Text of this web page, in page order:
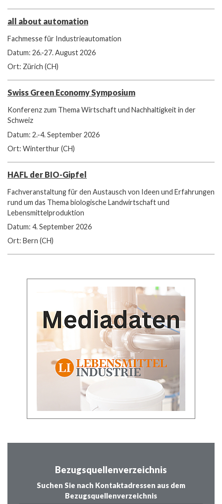
all about automation
Fachmesse für Industrieautomation
Datum: 26.-27. August 2026
Ort: Zürich (CH)
Swiss Green Economy Symposium
Konferenz zum Thema Wirtschaft und Nachhaltigkeit in der
Schweiz
Datum: 2.-4. September 2026
Ort: Winterthur (CH)
HAFL der BIO-Gipfel
Fachveranstaltung für den Austausch von Ideen und Erfahrungen
rund um das Thema biologische Landwirtschaft und
Lebensmittelproduktion
Datum: 4. September 2026
Ort: Bern (CH)
Bezugsquellenverzeichnis
Suchen Sie nach Kontaktadressen aus dem
Bezugsquellenverzeichnis